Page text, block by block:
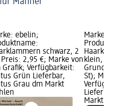
ebelin;
schwarz, 2
Preis: 2,95 €; Marke von
Grafik; Verfügbarkeit:
Grün Lieferbar,
Grau dm Markt
Marke:
klein, 2
St);
Markt